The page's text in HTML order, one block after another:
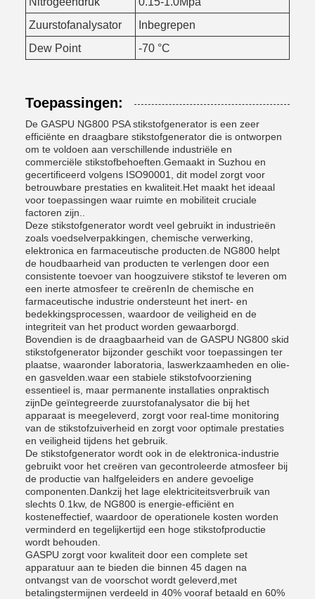
Zuurstofanalysator
Inbegrepen
Dew Point
-70 °C
Toepassingen:
De GASPU NG800 PSA stikstofgenerator is een zeer
efficiënte en draagbare stikstofgenerator die is ontworpen
om te voldoen aan verschillende industriële en
commerciële stikstofbehoeften.Gemaakt in Suzhou en
gecertificeerd volgens ISO90001, dit model zorgt voor
betrouwbare prestaties en kwaliteit.Het maakt het ideaal
voor toepassingen waar ruimte en mobiliteit cruciale
factoren zijn..
Deze stikstofgenerator wordt veel gebruikt in industrieën
zoals voedselverpakkingen, chemische verwerking,
elektronica en farmaceutische producten.de NG800 helpt
de houdbaarheid van producten te verlengen door een
consistente toevoer van hoogzuivere stikstof te leveren om
een inerte atmosfeer te creërenIn de chemische en
farmaceutische industrie ondersteunt het inert- en
bedekkingsprocessen, waardoor de veiligheid en de
integriteit van het product worden gewaarborgd.
Bovendien is de draagbaarheid van de GASPU NG800 skid
stikstofgenerator bijzonder geschikt voor toepassingen ter
plaatse, waaronder laboratoria, laswerkzaamheden en olie-
en gasvelden.waar een stabiele stikstofvoorziening
essentieel is, maar permanente installaties onpraktisch
zijnDe geïntegreerde zuurstofanalysator die bij het
apparaat is meegeleverd, zorgt voor real-time monitoring
van de stikstofzuiverheid en zorgt voor optimale prestaties
en veiligheid tijdens het gebruik.
De stikstofgenerator wordt ook in de elektronica-industrie
gebruikt voor het creëren van gecontroleerde atmosfeer bij
de productie van halfgeleiders en andere gevoelige
componenten.Dankzij het lage elektriciteitsverbruik van
slechts 0.1kw, de NG800 is energie-efficiënt en
kosteneffectief, waardoor de operationele kosten worden
verminderd en tegelijkertijd een hoge stikstofproductie
wordt behouden.
GASPU zorgt voor kwaliteit door een complete set
apparatuur aan te bieden die binnen 45 dagen na
ontvangst van de voorschot wordt geleverd,met
betalingstermijnen verdeeld in 40% vooraf betaald en 60%